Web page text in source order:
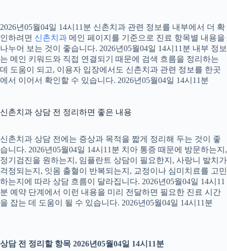
2026년05월04일 14시11분 신촌치과 관련 정보를 내부에서 더 확
인하려면 신촌치과 메인 페이지를 기준으로 진료 항목별 내용을
나누어 보는 것이 좋습니다. 2026년05월04일 14시11분 내부 정보
는 메인 키워드와 직접 연결되기 때문에 검색 흐름을 정리하는
데 도움이 되고, 이용자 입장에서도 신촌치과 관련 정보를 한곳
에서 이어서 확인할 수 있습니다. 2026년05월04일 14시11분
신촌치과 상담 전 정리하면 좋은 내용
신촌치과 상담 전에는 증상과 목적을 짧게 정리해 두는 것이 좋
습니다. 2026년05월04일 14시11분 치아 통증 때문에 방문하는지,
정기검진을 원하는지, 임플란트 상담이 필요한지, 사랑니 발치가
걱정되는지, 잇몸 출혈이 반복되는지, 교정이나 심미치료를 고민
하는지에 따라 상담 흐름이 달라집니다. 2026년05월04일 14시11
분 예약 단계에서 이런 내용을 미리 전달하면 필요한 진료 시간
을 잡는 데 도움이 될 수 있습니다. 2026년05월04일 14시11분
상담 전 정리할 항목 2026년05월04일 14시11분